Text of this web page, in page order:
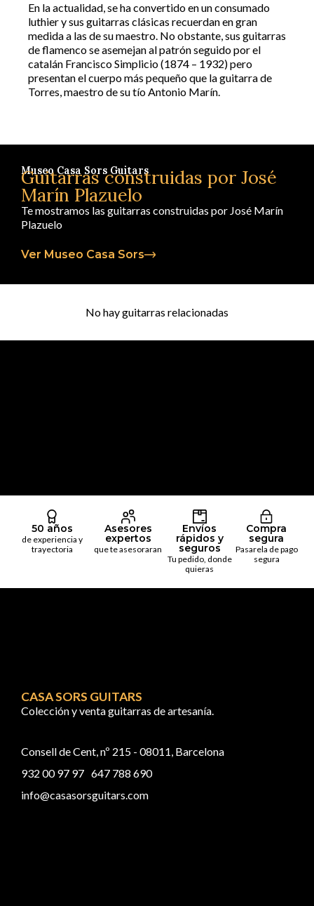
En la actualidad, se ha convertido en un consumado
luthier y sus guitarras clásicas recuerdan en gran
medida a las de su maestro. No obstante, sus guitarras
de flamenco se asemejan al patrón seguido por el
catalán Francisco Simplicio (1874 – 1932) pero
presentan el cuerpo más pequeño que la guitarra de
Torres, maestro de su tío Antonio Marín.
Museo Casa Sors Guitars
Guitarras construidas por José
Marín Plazuelo
Te mostramos las guitarras construidas por José Marín
Plazuelo
Ver Museo Casa Sors
No hay guitarras relacionadas
50 años
de experiencia y
trayectoria
Asesores
expertos
que te asesoraran
Envíos
rápidos y
seguros
Tu pedido, donde
quieras
Compra
segura
Pasarela de pago
segura
CASA SORS GUITARS
Colección y venta guitarras de artesanía.
Consell de Cent, nº 215 - 08011, Barcelona
932 00 97 97 647 788 690
info@casasorsguitars.com